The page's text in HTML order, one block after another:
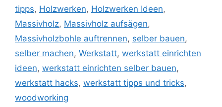
tipps, Holzwerken, Holzwerken Ideen,
Massivholz, Massivholz aufsägen,
Massivholzbohle auftrennen, selber bauen,
selber machen, Werkstatt, werkstatt einrichten
ideen, werkstatt einrichten selber bauen,
werkstatt hacks, werkstatt tipps und tricks,
woodworking